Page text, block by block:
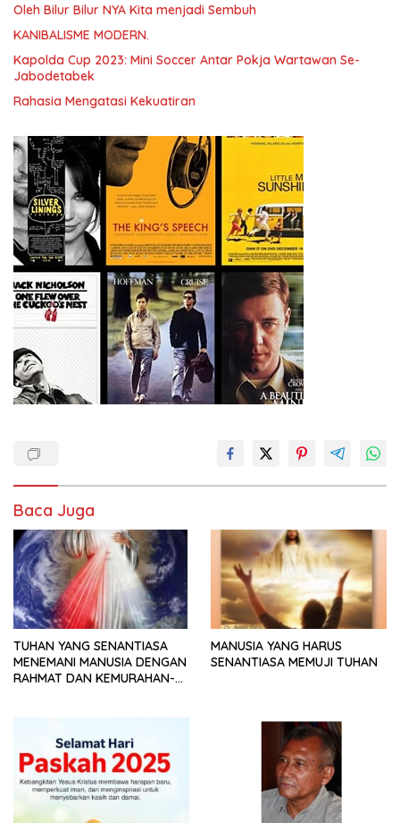
Oleh Bilur Bilur NYA Kita menjadi Sembuh
KANIBALISME MODERN.
Kapolda Cup 2023: Mini Soccer Antar Pokja Wartawan Se-
Jabodetabek
Rahasia Mengatasi Kekuatiran
Baca Juga
TUHAN YANG SENANTIASA
MENEMANI MANUSIA DENGAN
RAHMAT DAN KEMURAHAN-
MANUSIA YANG HARUS
SENANTIASA MEMUJI TUHAN